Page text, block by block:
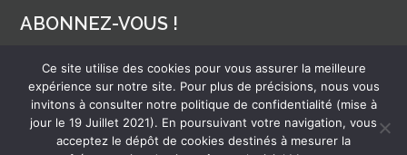
ABONNEZ-VOUS !
Pour recevoir par mail la notification des nouveaux articles
Ce site utilise des cookies pour vous assurer la meilleure
expérience sur notre site. Pour plus de précisions, nous vous
invitons à consulter notre politique de confidentialité (mise à
jour le 19 Juillet 2021). En poursuivant votre navigation, vous
acceptez le dépôt de cookies destinés à mesurer la